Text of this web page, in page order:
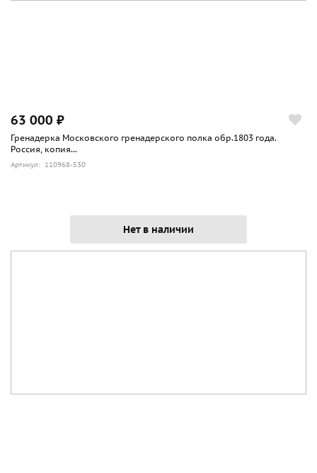
63 000 ₽
Гренадерка Московского гренадерского полка обр.1803 года.
Россия, копия...
Артикул: 110968-530
Нет в наличии